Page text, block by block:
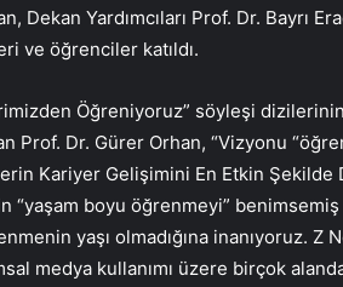
Dekan Yardımcıları Prof. Dr. Bayrı
ve öğrenciler katıldı.
Öğreniyoruz” söyleşi
Dr. Gürer Orhan, “Vizyonu
Kariyer Gelişimini En Etkin Şekilde
“yaşam boyu öğrenmeyi” benimsemiş
yaşı olmadığına inanıyoruz. Z
medya kullanımı üzere birçok